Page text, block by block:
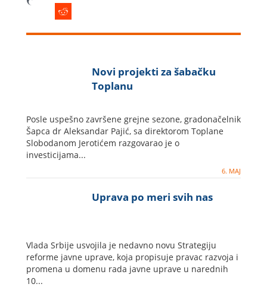
Novi projekti za šabačku
Toplanu
Posle uspešno završene grejne sezone, gradonačelnik
Šapca dr Aleksandar Pajić, sa direktorom Toplane
Slobodanom Jerotićem razgovarao je o
investicijama...
6. MAJ
Uprava po meri svih nas
Vlada Srbije usvojila je nedavno novu Strategiju
reforme javne uprave, koja propisuje pravac razvoja i
promena u domenu rada javne uprave u narednih
10...